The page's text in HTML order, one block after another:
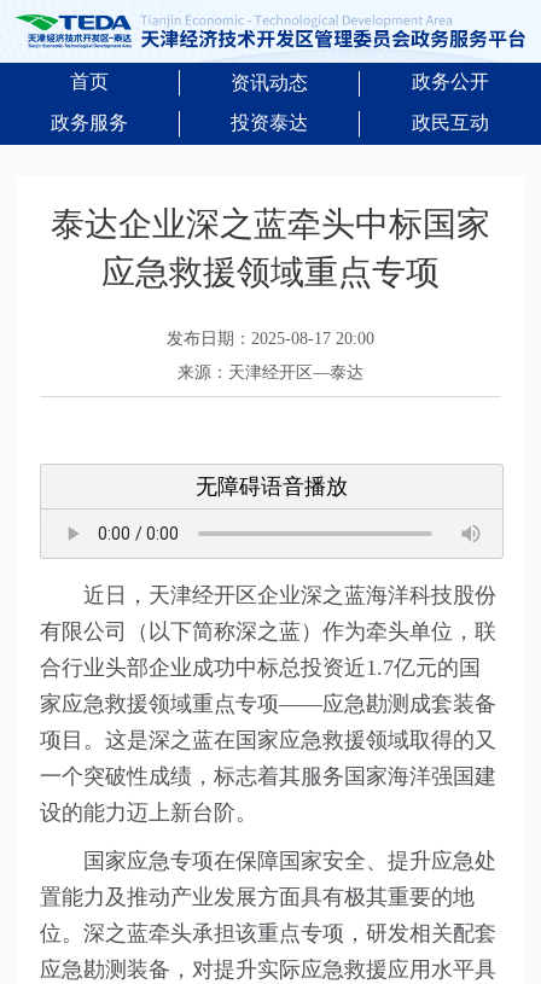
首页 资讯动态
政务公开
政务服务
投资泰达 政民互动
泰达企业深之蓝牵头中标国家
应急救援领域重点专项
发布日期：2025-08-17 20:00
来源：天津经开区—泰达
无障碍语音播放
近日，天津经开区企业深之蓝海洋科技股份
有限公司（以下简称深之蓝）作为牵头单位，联
合行业头部企业成功中标总投资近1.7亿元的国
家应急救援领域重点专项——应急勘测成套装备
项目。这是深之蓝在国家应急救援领域取得的又
一个突破性成绩，标志着其服务国家海洋强国建
设的能力迈上新台阶。
国家应急专项在保障国家安全、提升应急处
置能力及推动产业发展方面具有极其重要的地
位。深之蓝牵头承担该重点专项，研发相关配套
应急勘测装备，对提升实际应急救援应用水平具